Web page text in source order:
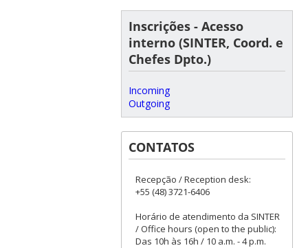
Inscrições - Acesso
interno (SINTER, Coord. e
Chefes Dpto.)
Incoming
Outgoing
CONTATOS
Recepção / Reception desk:
+55 (48) 3721-6406
Horário de atendimento da SINTER
/ Office hours (open to the public):
Das 10h às 16h / 10 a.m. - 4 p.m.